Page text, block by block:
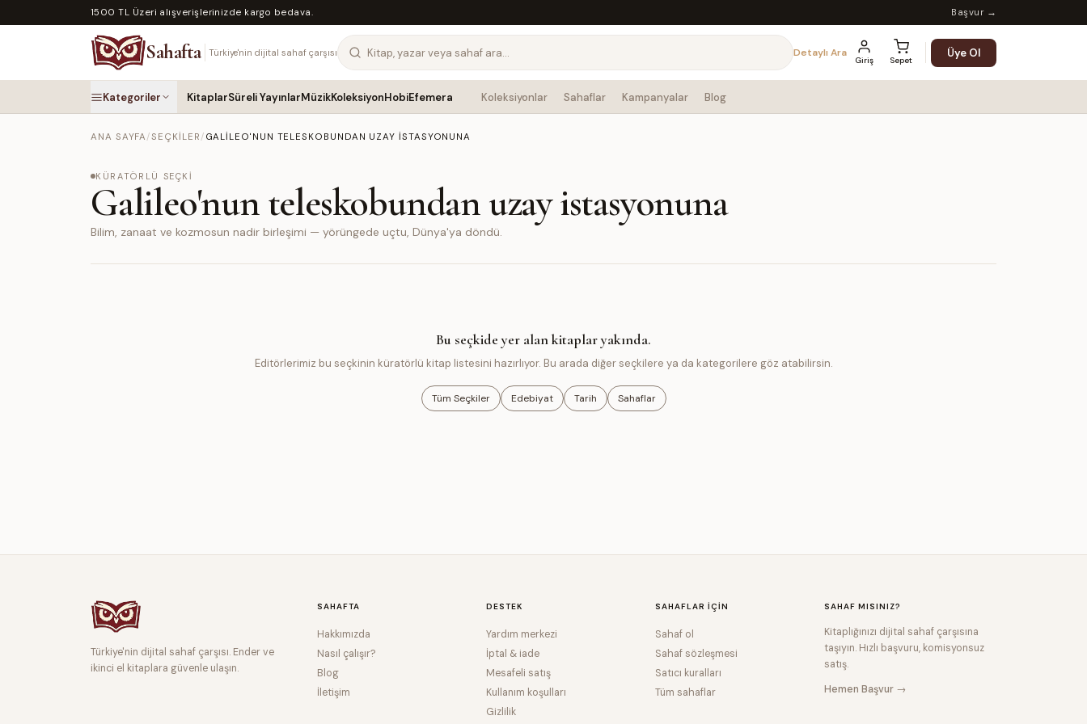
1500 TL Üzeri alışverişlerinizde kargo bedava. Başvur →
Sahafta Türkiye'nin dijital sahaf çarşısı Detaylı Ara
Giriş Sepet
Üye Ol
Kategoriler KitaplarSüreli YayınlarMüzikKoleksiyonHobiEfemera Koleksiyonlar Sahaflar Kampanyalar Blog
ANA SAYFA/SEÇKILER/ GALILEO'NUN TELESKOBUNDAN UZAY ISTASYONUNA
KÜRATÖRLÜ SEÇKI
Galileo'nun teleskobundan uzay istasyonuna
Bilim, zanaat ve kozmosun nadir birleşimi — yörüngede uçtu, Dünya'ya döndü.
Bu seçkide yer alan kitaplar yakında.
Editörlerimiz bu seçkinin küratörlü kitap listesini hazırlıyor. Bu arada diğer seçkilere ya da kategorilere göz atabilirsin.
Tüm Seçkiler Edebiyat Tarih Sahaflar
Türkiye'nin dijital sahaf çarşısı. Ender ve
ikinci el kitaplara güvenle ulaşın.
SAHAFTA
Hakkımızda
Nasıl çalışır?
Blog
İletişim
DESTEK
Yardım merkezi
İptal & iade
Mesafeli satış
Kullanım koşulları
Gizlilik
SAHAFLAR IÇIN
Sahaf ol
Sahaf sözleşmesi
Satıcı kuralları
Tüm sahaflar
SAHAF MISINIZ?
Kitaplığınızı dijital sahaf çarşısına
taşıyın. Hızlı başvuru, komisyonsuz
satış.
Hemen Başvur →